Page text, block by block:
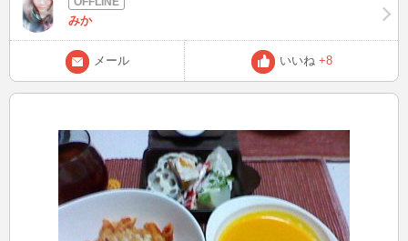
いです泣。 何というか恥ずかしいという気持ちも 正直ありま
す。。。 ついつい自分に自信が持てなくて、褒められても 本当に思
って言ってくれてるのかな？ と疑いそうになる時もあります。 こん
な事言ったら、みんなみかの事 嫌いになっちゃうかも泣。 ちょっと
弱音を吐いちゃったね＞＜ ごめんなさい。 自信を持てるようになる
のも、 ここのチャットを始めるきっかけの 一つです。前を向いて少
応援よろしくね★ みかの事覚えてる方は、いいね！ クリックよろし
くね笑。 そして昨日地震びっくりしたね！ みかは栃木住みなので、
結構揺れました。待機中だったので、 地震が収まるまで落ちちゃい
ました＞＜ いつでも逃げれる準備はしとかないとね！ 自分の身は自
分で守る！！ 皆さんも地震だー！って 思ったらすぐ逃げる準備して
ね！！！ ではではみかでしたー！ 今日in出来たら夜にしますよー
ん！ またねー(#^.^#)
みか
メール いいね +8